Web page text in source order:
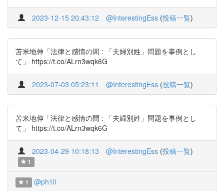
2023-12-15 20:43:12 @InterestingEss (投稿一覧)
苫米地伸「法律と感情の間 : 「夫婦別姓」問題を事例とし
て」 https://t.co/ALrn3wqk6G
2023-07-03 05:23:11 @InterestingEss (投稿一覧)
苫米地伸「法律と感情の間 : 「夫婦別姓」問題を事例とし
て」 https://t.co/ALrn3wqk6G
2023-04-29 10:18:13 @InterestingEss (投稿一覧)
1
1 @ph1li